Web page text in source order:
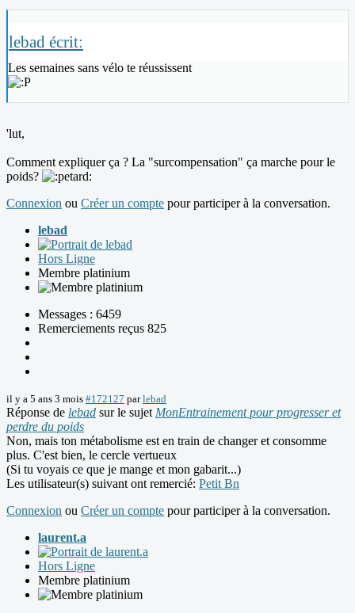
lebad écrit:
Les semaines sans vélo te réussissent
'lut,
Comment expliquer ça ? La "surcompensation" ça marche pour le
poids?
Connexion ou Créer un compte pour participer à la conversation.
lebad
Hors Ligne
Membre platinium
Messages : 6459
Remerciements reçus 825
il y a 5 ans 3 mois #172127 parlebad
Réponse de lebad sur le sujet MonEntrainement pour progresser et
perdre du poids
Non, mais ton métabolisme est en train de changer et consomme
plus. C'est bien, le cercle vertueux
(Si tu voyais ce que je mange et mon gabarit...)
Les utilisateur(s) suivant ont remercié: Petit Bn
Connexion ou Créer un compte pour participer à la conversation.
laurent.a
Hors Ligne
Membre platinium